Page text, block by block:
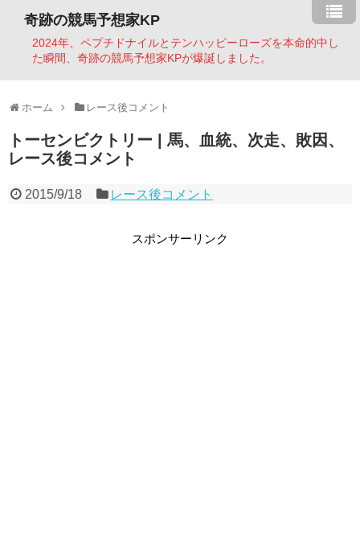
奇跡の競馬予想家KP
2024年、ペプチドナイルとテンハッピーローズを本命的中し
た瞬間、奇跡の競馬予想家KPが爆誕しました。
ホーム レース後コメント
トーセンビクトリー | 馬、血統、次走、敗因、
レース後コメント
2015/9/18 レース後コメント
スポンサーリンク